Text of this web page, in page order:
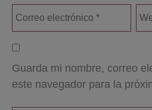
Guarda mi nombre, correo
este navegador para la